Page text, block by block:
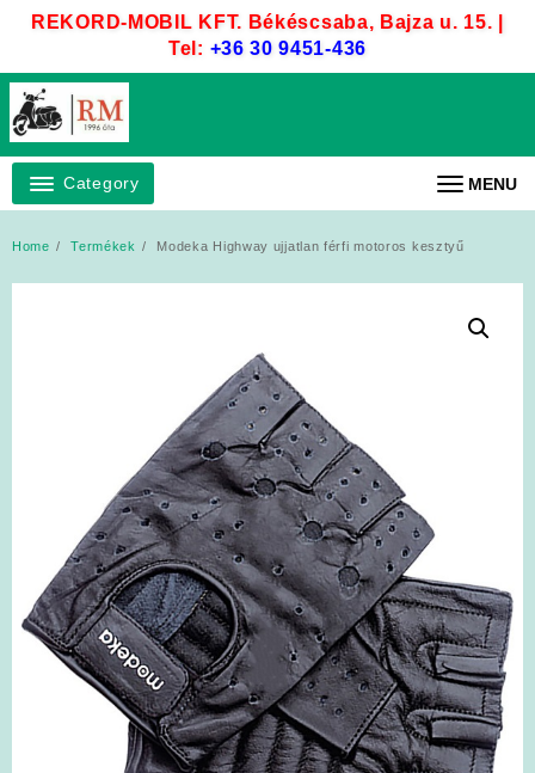
REKORD-MOBIL KFT. Békéscsaba, Bajza u. 15. |
Tel: +36 30 9451-436
Category MENU
Home Termékek Modeka Highway ujjatlan férfi motoros kesztyű